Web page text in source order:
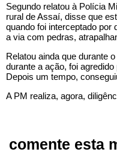
Segundo relatou à Polícia
rural de Assaí, disse que
quando foi interceptado por
a via com pedras,
Relatou ainda que durante
durante a ação, foi
Depois um tempo,
A PM realiza, agora,
comente esta